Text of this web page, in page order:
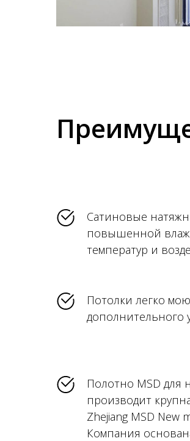
Сатиновые
повышенной
температур и
Потолки легко
дополнительного
Полотно MSD для
производит
Zhejiang MSD New
Компания